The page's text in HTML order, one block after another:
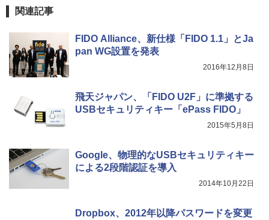
関連記事
FIDO Alliance、新仕様「FIDO 1.1」とJa
pan WG設置を発表
2016年12月8日
飛天ジャパン、「FIDO U2F」に準拠する
USBセキュリティキー「ePass FIDO」
2015年5月8日
Google、物理的なUSBセキュリティキー
による2段階認証を導入
2014年10月22日
Dropbox、2012年以降パスワードを変更